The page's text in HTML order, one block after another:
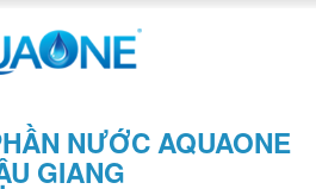
NƯỚC AQUAONE
GIANG